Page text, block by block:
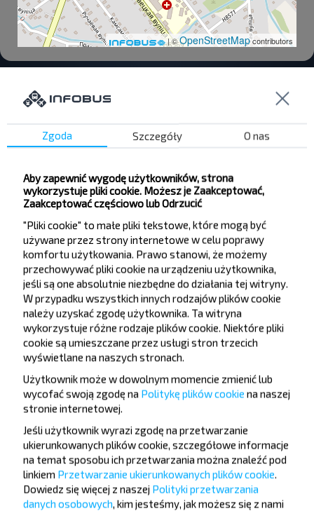
| ©OpenStreetMapcontributors
Kopyl AC
Lenina pl.
M-n Lastochka
M-n Praleska
Maslosyrzavod
PMK-194
Raybolnica
Voenkomat
Leshoz
Chcesz
podróżować
taniej?
Nie przegap promocji, zniżek i innych ciekawych
ofert od serwisu INFOBUS. Zapisz się do
newslettera i podróżuj z nami jeszcze taniej!
Zgoda Szczegóły O nas
Aby zapewnić wygodę użytkowników, strona
wykorzystuje pliki cookie. Możesz je Zaakceptować,
Zaakceptować częściowo lub Odrzucić
"Pliki cookie" to małe pliki tekstowe, które mogą być
używane przez strony internetowe w celu poprawy
komfortu użytkowania. Prawo stanowi, że możemy
przechowywać pliki cookie na urządzeniu użytkownika,
jeśli są one absolutnie niezbędne do działania tej witryny.
W przypadku wszystkich innych rodzajów plików cookie
należy uzyskać zgodę użytkownika. Ta witryna
wykorzystuje różne rodzaje plików cookie. Niektóre pliki
cookie są umieszczane przez usługi stron trzecich
wyświetlane na naszych stronach.
Użytkownik może w dowolnym momencie zmienić lub
wycofać swoją zgodę na Politykę plików cookie na naszej
stronie internetowej.
Jeśli użytkownik wyrazi zgodę na przetwarzanie
ukierunkowanych plików cookie, szczegółowe informacje
na temat sposobu ich przetwarzania można znaleźć pod
linkiem Przetwarzanie ukierunkowanych plików cookie.
Dowiedz się więcej z naszej Polityki przetwarzania
danych osobowych, kim jesteśmy, jak możesz się z nami